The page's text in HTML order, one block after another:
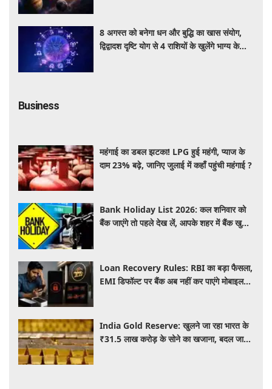
8 अगस्त को बनेगा धन और बुद्धि का खास संयोग,
द्विद्वादश दृष्टि योग से 4 राशियों के खुलेंगे भाग्य के
Business
महंगाई का डबल झटका! LPG हुई महंगी, प्याज के
दाम 23% बढ़े, जानिए जुलाई में कहाँ पहुंची महंगाई ?
Bank Holiday List 2026: कल शनिवार को
बैंक जाएंगे तो पहले देख लें, आपके शहर में बैंक खुले
Loan Recovery Rules: RBI का बड़ा फैसला,
EMI डिफॉल्ट पर बैंक अब नहीं कर पाएंगे मोबाइल
India Gold Reserve: खुलने जा रहा भारत के
₹31.5 लाख करोड़ के सोने का खजाना, बदल जाएगा